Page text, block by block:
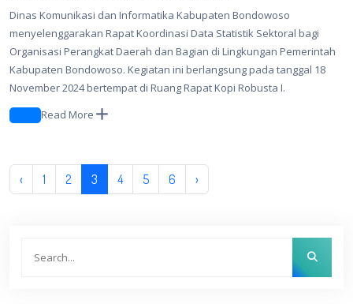
Dinas Komunikasi dan Informatika Kabupaten Bondowoso
menyelenggarakan Rapat Koordinasi Data Statistik Sektoral bagi
Organisasi Perangkat Daerah dan Bagian di Lingkungan Pemerintah
Kabupaten Bondowoso. Kegiatan ini berlangsung pada tanggal 18
November 2024 bertempat di Ruang Rapat Kopi Robusta I.
Read More
‹ 1 2 3 4 5 6 ›